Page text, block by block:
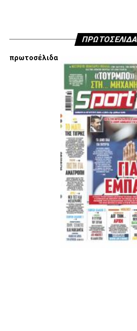
είμαστε πάντα διαθέσιμοι…
Υγ4
ADVERTISEMENT
Εμείς είμαστε μόνο Π.Α.Ο.Κ.
Μόνο τα 4 γράμματα έχουν σημασία
ΚΑΝΕΝΑΣ δεν είναι πάνω απο αυτά
ΠΡΩΤΟΣΕΛΙΔΑ
πρωτοσέλιδα